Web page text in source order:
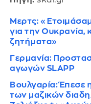
Μερτς:
για την Ουκρανία,
ζητήματα»
Γερμανία:
αγωγών SLAPP
Βουλγαρία: Έπεσε
των μαζικών